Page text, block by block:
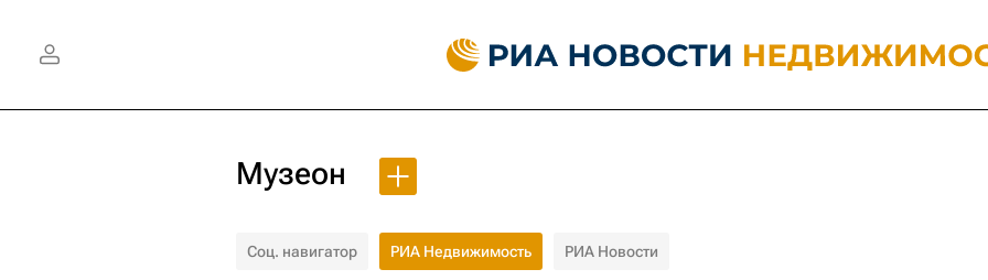
Музеон
Соц. навигатор РИА Недвижимость РИА Новости